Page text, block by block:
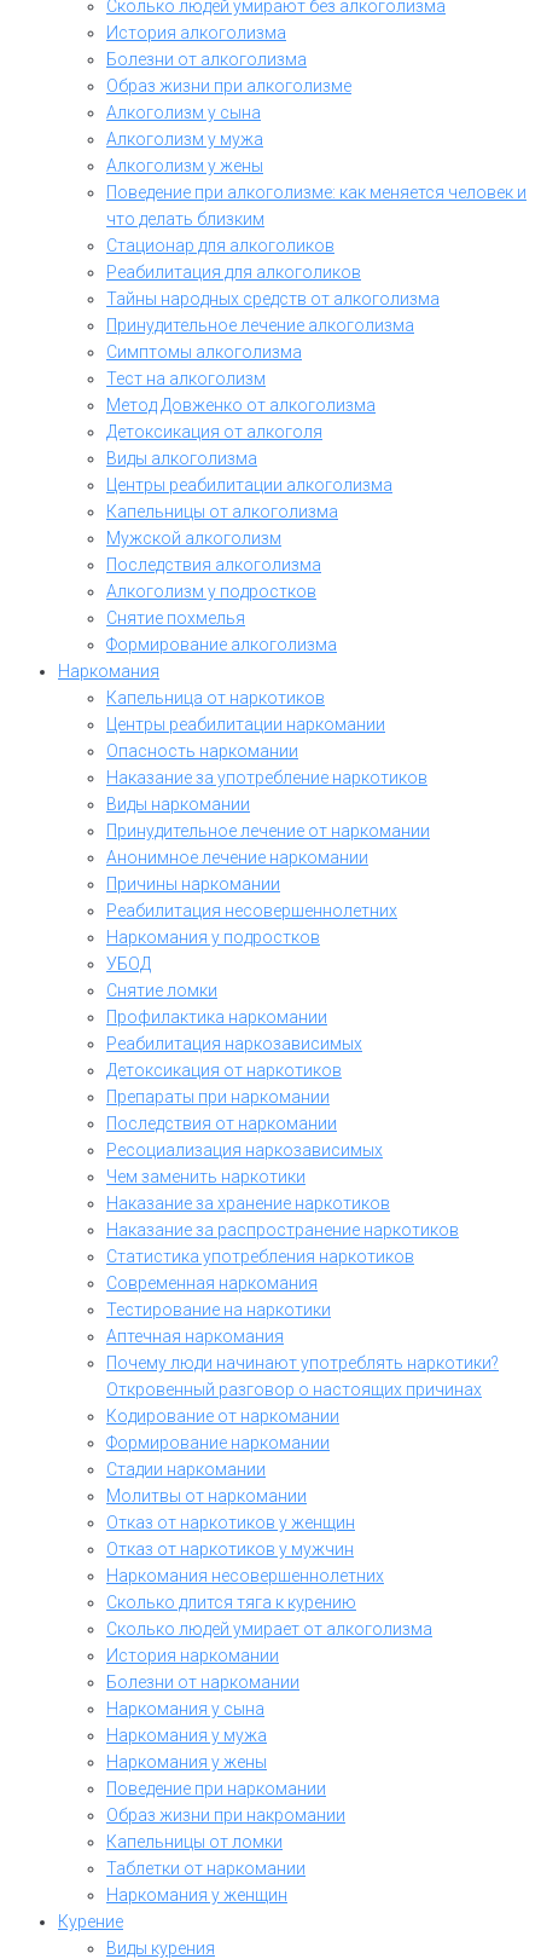
Сколько людей умирают без алкоголизма
История алкоголизма
Болезни от алкоголизма
Образ жизни при алкоголизме
Алкоголизм у сына
Алкоголизм у мужа
Алкоголизм у жены
Поведение при алкоголизме: как меняется человек и
что делать близким
Стационар для алкоголиков
Реабилитация для алкоголиков
Тайны народных средств от алкоголизма
Принудительное лечение алкоголизма
Симптомы алкоголизма
Тест на алкоголизм
Метод Довженко от алкоголизма
Детоксикация от алкоголя
Виды алкоголизма
Центры реабилитации алкоголизма
Капельницы от алкоголизма
Мужской алкоголизм
Последствия алкоголизма
Алкоголизм у подростков
Снятие похмелья
Формирование алкоголизма
Наркомания
Капельница от наркотиков
Центры реабилитации наркомании
Опасность наркомании
Наказание за употребление наркотиков
Виды наркомании
Принудительное лечение от наркомании
Анонимное лечение наркомании
Причины наркомании
Реабилитация несовершеннолетних
Наркомания у подростков
УБОД
Снятие ломки
Профилактика наркомании
Реабилитация наркозависимых
Детоксикация от наркотиков
Препараты при наркомании
Последствия от наркомании
Ресоциализация наркозависимых
Чем заменить наркотики
Наказание за хранение наркотиков
Наказание за распространение наркотиков
Статистика употребления наркотиков
Современная наркомания
Тестирование на наркотики
Аптечная наркомания
Почему люди начинают употреблять наркотики?
Откровенный разговор о настоящих причинах
Кодирование от наркомании
Формирование наркомании
Стадии наркомании
Молитвы от наркомании
Отказ от наркотиков у женщин
Отказ от наркотиков у мужчин
Наркомания несовершеннолетних
Сколько длится тяга к курению
Сколько людей умирает от алкоголизма
История наркомании
Болезни от наркомании
Наркомания у сына
Наркомания у мужа
Наркомания у жены
Поведение при наркомании
Образ жизни при накромании
Капельницы от ломки
Таблетки от наркомании
Наркомания у женщин
Курение
Виды курения